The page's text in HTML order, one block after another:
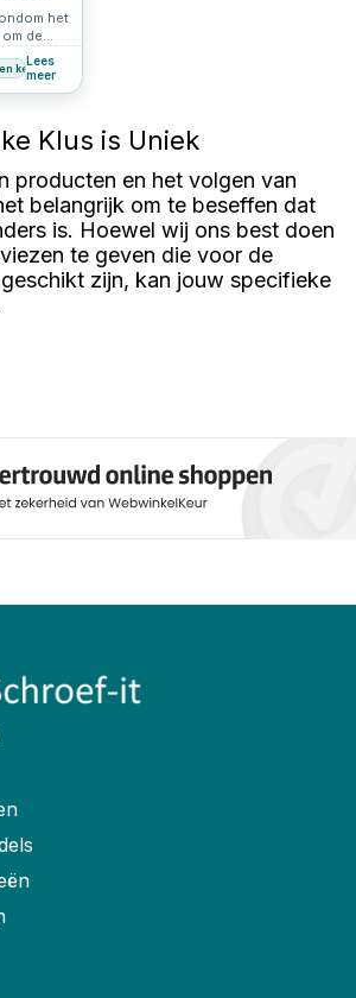
het
de
je nu
klaar
keuzehulp
Lees
meer
Klus is Uniek
producten en het volgen van
belangrijk om te beseffen dat
is. Hoewel wij ons best doen
te geven die voor de
zijn, kan jouw specifieke